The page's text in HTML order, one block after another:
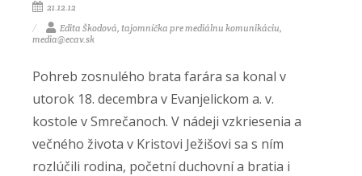
21.12.12
Edita Škodová, tajomníčka pre mediálnu komunikáciu,
media@ecav.sk
Pohreb zosnulého brata farára sa konal v
utorok 18. decembra v Evanjelickom a. v.
kostole v Smrečanoch. V nádeji vzkriesenia a
večného života v Kristovi Ježišovi sa s ním
rozlúčili rodina, početní duchovní a bratia i